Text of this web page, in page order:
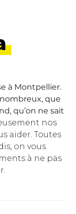
à Montpellier.
que
qu’on ne sait
nos
aider. Toutes
on vous
à ne pas